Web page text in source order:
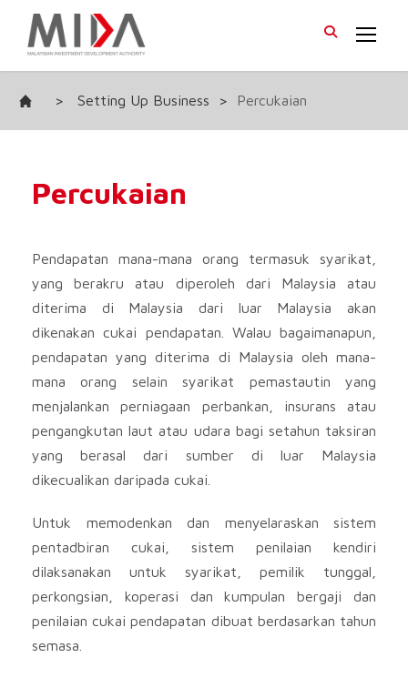
> Setting Up Business > Percukaian
Percukaian
Pendapatan mana-mana orang termasuk syarikat,
yang berakru atau diperoleh dari Malaysia atau
diterima di Malaysia dari luar Malaysia akan
dikenakan cukai pendapatan. Walau bagaimanapun,
pendapatan yang diterima di Malaysia oleh mana-
mana orang selain syarikat pemastautin yang
menjalankan perniagaan perbankan, insurans atau
pengangkutan laut atau udara bagi setahun taksiran
yang berasal dari sumber di luar Malaysia
dikecualikan daripada cukai.
Untuk memodenkan dan menyelaraskan sistem
pentadbiran cukai, sistem penilaian kendiri
dilaksanakan untuk syarikat, pemilik tunggal,
perkongsian, koperasi dan kumpulan bergaji dan
penilaian cukai pendapatan dibuat berdasarkan tahun
semasa.